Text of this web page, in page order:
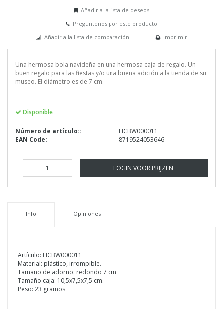
Añadir a la lista de deseos
Pregúntenos por este producto
Añadir a la lista de comparación
Imprimir
Una hermosa bola navideña en una hermosa caja de regalo. Un
buen regalo para las fiestas y/o una buena adición a la tienda de su
museo. El diámetro es de 7 cm.
Disponible
Número de artículo::
HCBW000011
EAN Code:
8719524053646
LOGIN VOOR PRIJZEN
Info Opiniones
Artículo: HCBW000011
Material: plástico, irrompible.
Tamaño de adorno: redondo 7 cm
Tamaño caja: 10,5x7,5x7,5 cm.
Peso: 23 gramos